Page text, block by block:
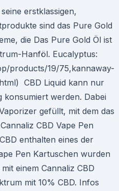
erstklassigen,
sind das Pure Gold
die Das Pure Gold Öl ist
Hanföl. Eucalyptus:
products/19/75,kannaway-
CBD Liquid kann nur
konsumiert werden. Dabei
gefüllt, mit dem das
CBD Vape Pen
enthalten eines der
Pen Kartuschen wurden
einem Cannaliz CBD
mit 10% CBD. Infos